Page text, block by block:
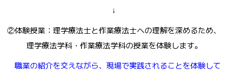
↓
②体験授業：理学療法士と作業療法士への理解を深めるため、
理学療法学科・作業療法学科の授業を体験します。
職業の紹介を交えながら、現場で実践されることを体験して